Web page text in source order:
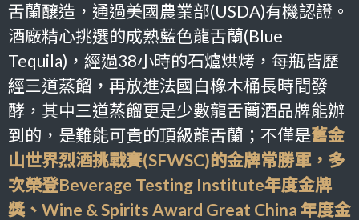
舌蘭釀造，通過美國農業部(USDA)有機認證。
酒廠精心挑選的成熟藍色龍舌蘭(Blue
Tequila)，經過38小時的石爐烘烤，每瓶皆歷
經三道蒸餾，再放進法國白橡木桶長時間發
酵，其中三道蒸餾更是少數龍舌蘭酒品牌能辦
到的，是難能可貴的頂級龍舌蘭；不僅是舊金
山世界烈酒挑戰賽(SFWSC)的金牌常勝軍，多
次榮登Beverage Testing Institute年度金牌
獎、Wine & Spirits Award Great China 年度金